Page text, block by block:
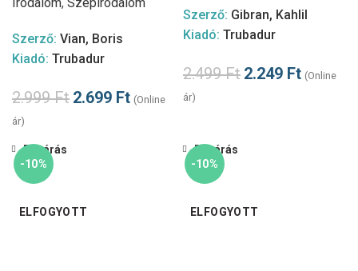
Szerző: Vian, Boris
Kiadó: Trubadur
2.999Ft 2.699 Ft (Online
ár)
Szerző: Gibran, Kahlil
Kiadó: Trubadur
2.499Ft 2.249 Ft (Online
ár)
-10%
ELFOGYOTT
Bezárás
-10%
ELFOGYOTT
Bezárás